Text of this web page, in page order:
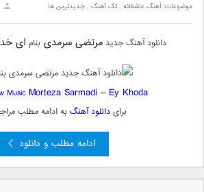
موضوعات:آهنگ عاشقانه ,تک آهنگ ,جدیدترین ها
دانلود آهنگ جدید مرتضی سرمدی بنام ای
Music Morteza Sarmadi – Ey Khoda
برایدانلود آهنگبه ادامه مطلب
ادامه مطلب و دانلود